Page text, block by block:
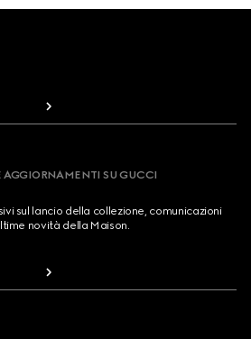
AGGIORNAMENTI SU GUCCI
sul lancio della collezione, comunicazioni
novità della Maison.